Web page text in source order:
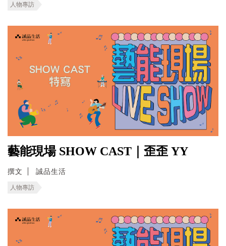
人物專訪
藝能現場 SHOW CAST｜歪歪 YY
撰文 誠品生活
人物專訪